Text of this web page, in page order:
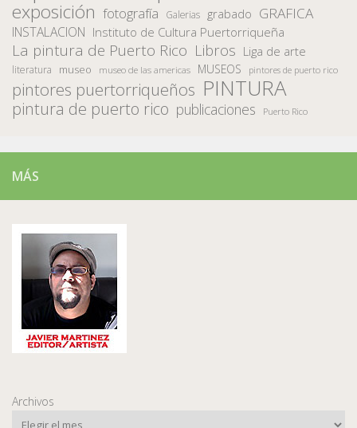
exposición fotografía Galerias grabado GRAFICA
INSTALACION Instituto de Cultura Puertorriqueña
La pintura de Puerto Rico Libros Liga de arte
literatura museo museo de las americas MUSEOS pintores de puerto rico
pintores puertorriqueños PINTURA
pintura de puerto rico publicaciones Puerto Rico
MÁS
Archivos